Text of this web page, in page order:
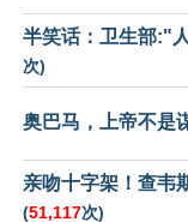
半笑话：卫生部:"
次)
奥巴马，上帝不是
亲吻十字架！查韦
(51,117次)